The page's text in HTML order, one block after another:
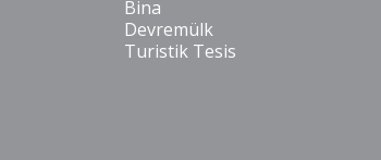
Bina
Devremülk
Turistik Tesis